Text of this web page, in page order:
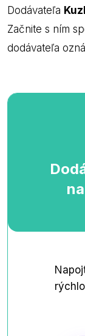
Dodávateľa
Začnite s ním
dodávateľa